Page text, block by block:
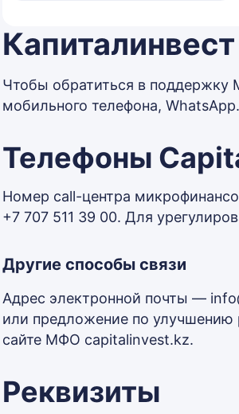
Чтобы обратиться в поддержку
мобильного телефона,
Телефоны
Номер call-центра
+7 707 511 39 00. Для
Другие способы связи
Адрес электронной почты —
или предложение по улучшению
сайте МФО capitalinvest.kz.
Реквизиты